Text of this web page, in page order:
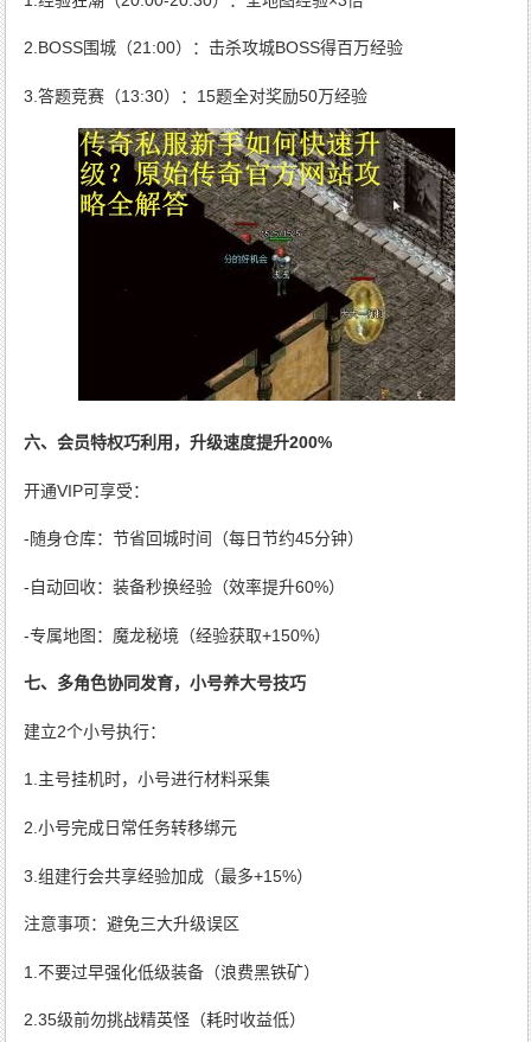
2.BOSS围城（21:00）：击杀攻城BOSS得百万经验
3.答题竞赛（13:30）：15题全对奖励50万经验
六、会员特权巧利用，升级速度提升200%
开通VIP可享受：
-随身仓库：节省回城时间（每日节约45分钟）
-自动回收：装备秒换经验（效率提升60%）
-专属地图：魔龙秘境（经验获取+150%）
七、多角色协同发育，小号养大号技巧
建立2个小号执行：
1.主号挂机时，小号进行材料采集
2.小号完成日常任务转移绑元
3.组建行会共享经验加成（最多+15%）
注意事项：避免三大升级误区
1.不要过早强化低级装备（浪费黑铁矿）
2.35级前勿挑战精英怪（耗时收益低）